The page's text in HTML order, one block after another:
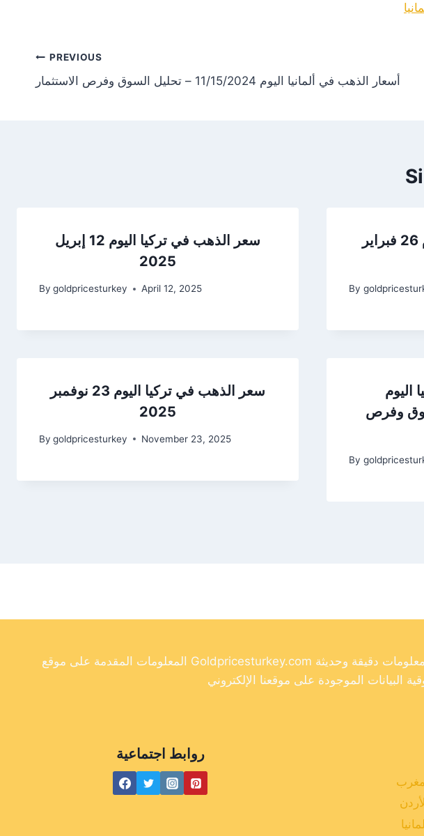
PREVIOUS
أسعار الذهب في ألمانيا اليوم 11/15/2024 – تحليل السوق وفرص الاستثمار
سعر الذهب في تركيا اليوم 12 إبريل
2025
By goldpricesturkey April 12, 2025
سعر الذهب في تركيا اليوم 26 فبراير
By
سعر الذهب في تركيا اليوم 23 نوفمبر
2025
By goldpricesturkey November 23, 2025
اليوم
السوق وفرص
By
المعلومات المقدمة على موقع Goldpricesturkey.com مخصصة لأغراض إعلامية فقط ولا ينبغي اعتبارها نصيحة مالية. وفي حين أننا نسعى جاهدين لتوفير معلومات دقيقة وحديثة
روابط اجتماعية